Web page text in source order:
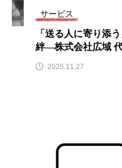
サービス
「送る人に寄り添
絆―株式会社広域
2025.11.27